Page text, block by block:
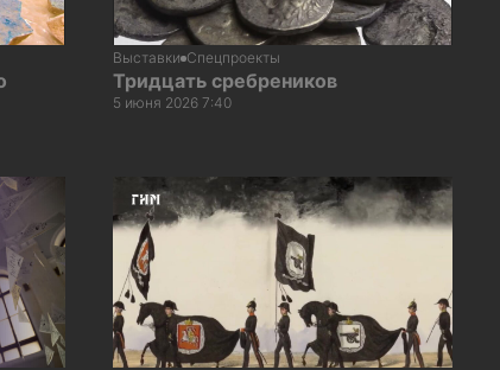
Выставки Спецпроекты
Тридцать сребреников
5 июня 2026 7:40